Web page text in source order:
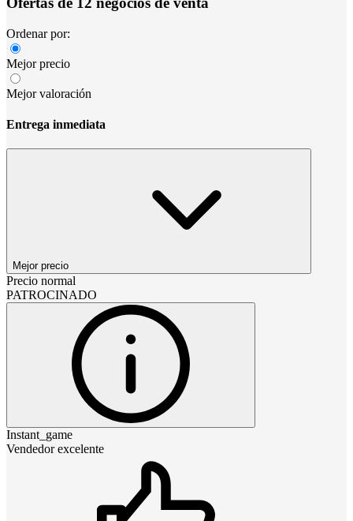
Ordenar por:
Mejor precio
Mejor valoración
Entrega inmediata
Mejor precio
Precio normal
PATROCINADO
Instant_game
Vendedor excelente